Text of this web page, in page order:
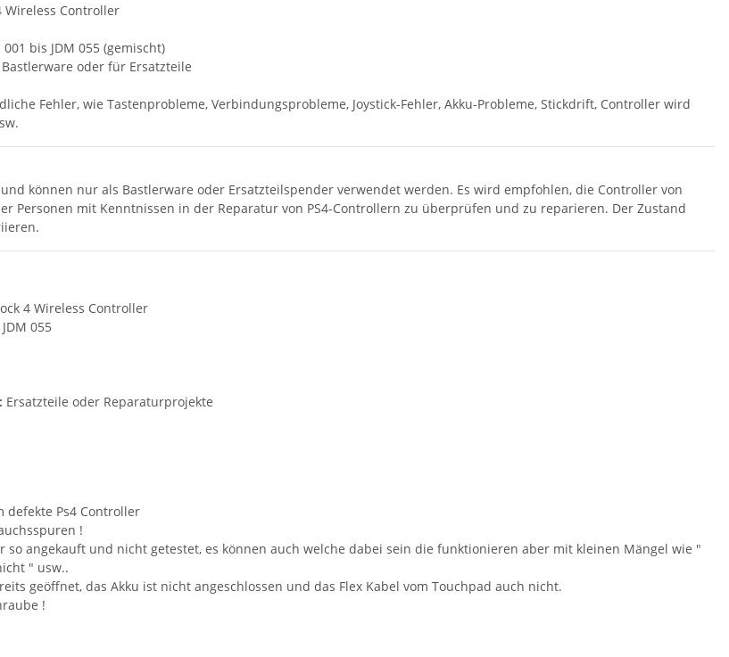
Wireless Controller
001 bis JDM 055 (gemischt)
Bastlerware oder für Ersatzteile
Fehler, wie Tastenprobleme, Verbindungsprobleme, Joystick-Fehler, Akku-Probleme, Stickdrift, Controller wird
können nur als Bastlerware oder Ersatzteilspender verwendet werden. Es wird empfohlen, die Controller von
Personen mit Kenntnissen in der Reparatur von PS4-Controllern zu überprüfen und zu reparieren. Der Zustand
4 Wireless Controller
055
Ersatzteile oder Reparaturprojekte
defekte Ps4 Controller
!
so angekauft und nicht getestet, es können auch welche dabei sein die funktionieren aber mit kleinen Mängel wie "
" usw..
geöffnet, das Akku ist nicht angeschlossen und das Flex Kabel vom Touchpad auch nicht.
!